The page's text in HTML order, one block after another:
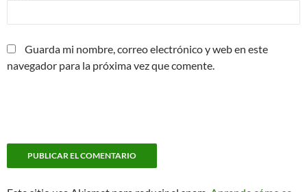
Guarda mi nombre, correo electrónico y web en este
navegador para la próxima vez que comente.